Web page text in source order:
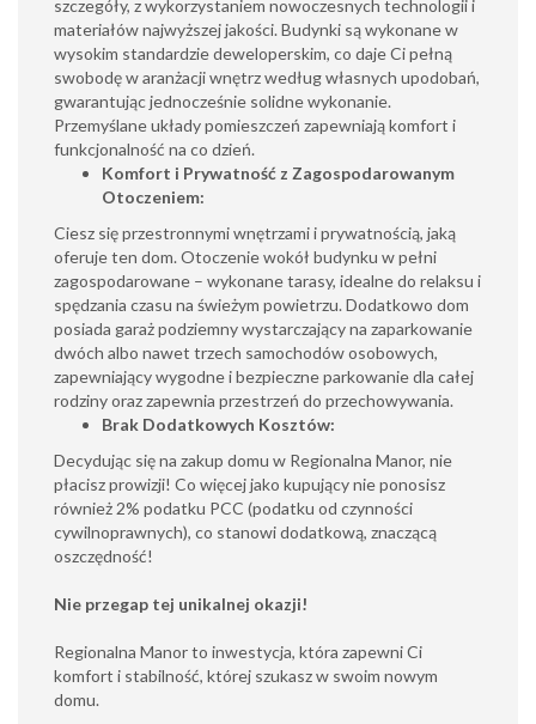
szczegóły, z wykorzystaniem nowoczesnych technologii i
materiałów najwyższej jakości. Budynki są wykonane w
wysokim standardzie deweloperskim, co daje Ci pełną
swobodę w aranżacji wnętrz według własnych upodobań,
gwarantując jednocześnie solidne wykonanie.
Przemyślane układy pomieszczeń zapewniają komfort i
funkcjonalność na co dzień.
Komfort i Prywatność z Zagospodarowanym
Otoczeniem:
Ciesz się przestronnymi wnętrzami i prywatnością, jaką
oferuje ten dom. Otoczenie wokół budynku w pełni
zagospodarowane – wykonane tarasy, idealne do relaksu i
spędzania czasu na świeżym powietrzu. Dodatkowo dom
posiada garaż podziemny wystarczający na zaparkowanie
dwóch albo nawet trzech samochodów osobowych,
zapewniający wygodne i bezpieczne parkowanie dla całej
rodziny oraz zapewnia przestrzeń do przechowywania.
Brak Dodatkowych Kosztów:
Decydując się na zakup domu w Regionalna Manor, nie
płacisz prowizji! Co więcej jako kupujący nie ponosisz
również 2% podatku PCC (podatku od czynności
cywilnoprawnych), co stanowi dodatkową, znaczącą
oszczędność!
Nie przegap tej unikalnej okazji!
Regionalna Manor to inwestycja, która zapewni Ci
komfort i stabilność, której szukasz w swoim nowym
domu.